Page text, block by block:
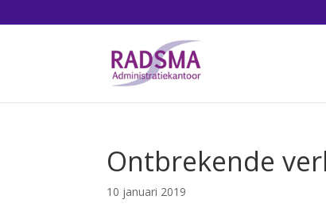
Ontbrekende
10 januari 2019